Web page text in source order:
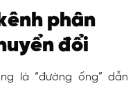
phân
đổi
là “đường ống” dẫn